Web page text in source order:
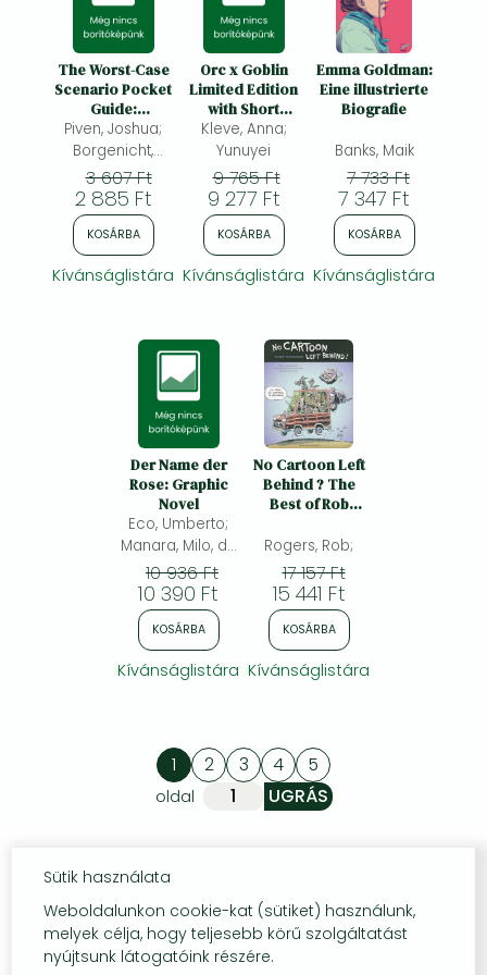
The Worst-Case
Scenario Pocket
Guide:
Groomsman:
Groomsman
Piven, Joshua;
Borgenicht,
David; Jordan,
Sarah;
3 607 Ft
2 885 Ft
KOSÁRBA
Kívánságlistára
Orc x Goblin
Limited Edition
with Short
Novella Booklet
Kleve, Anna;
Yunuyei
9 765 Ft
9 277 Ft
KOSÁRBA
Kívánságlistára
Emma Goldman:
Eine illustrierte
Biografie
Banks, Maik
7 733 Ft
7 347 Ft
KOSÁRBA
Kívánságlistára
Der Name der
Rose: Graphic
Novel
Eco, Umberto;
Manara, Milo, da
Controguerra,
Adelaide(ed.)
10 936 Ft
10 390 Ft
KOSÁRBA
Kívánságlistára
No Cartoon Left
Behind ? The
Best of Rob
Best of Rob
Rogers
Rogers, Rob;
17 157 Ft
15 441 Ft
KOSÁRBA
Kívánságlistára
1 2 3 4 5
oldal
Sütik használata
Weboldalunkon cookie-kat (sütiket) használunk,
melyek célja, hogy teljesebb körű szolgáltatást
nyújtsunk látogatóink részére.